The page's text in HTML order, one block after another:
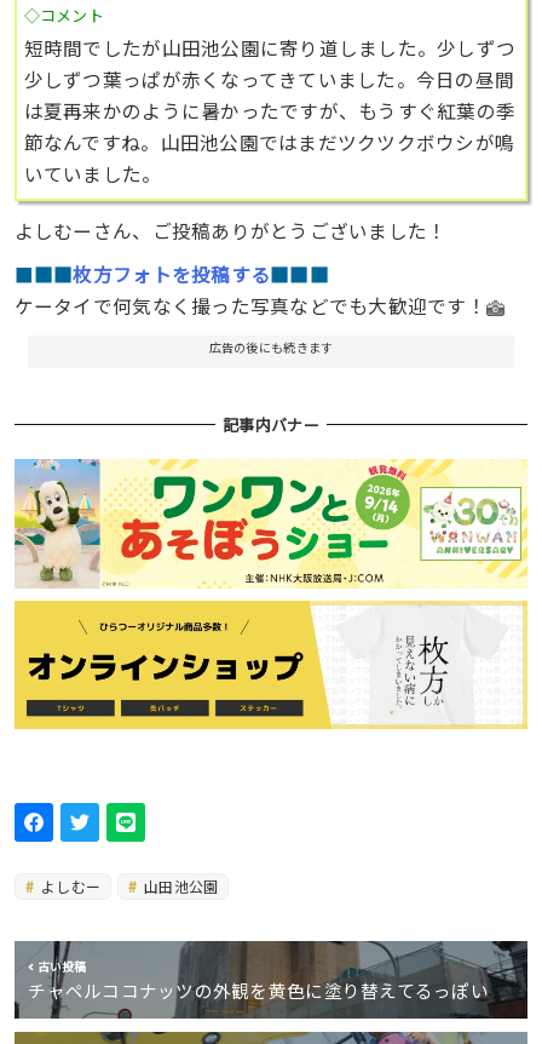
◇コメント
短時間でしたが山田池公園に寄り道しました。少しずつ
少しずつ葉っぱが赤くなってきていました。今日の昼間
は夏再来かのように暑かったですが、もうすぐ紅葉の季
節なんですね。山田池公園ではまだツクツクボウシが鳴
いていました。
よしむーさん、ご投稿ありがとうございました！
■■■枚方フォトを投稿する■■■
ケータイで何気なく撮った写真などでも大歓迎です！
広告の後にも続きます
記事内バナー
よしむー 山田池公園
古い投稿
チャペルココナッツの外観を黄色に塗り替えてるっぽい